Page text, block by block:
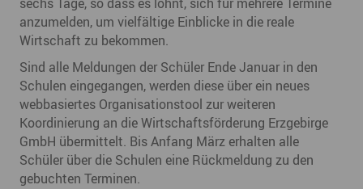
anzumelden, um vielfältige Einblicke in die reale
Wirtschaft zu bekommen.
Sind alle Meldungen der Schüler Ende Januar in den
Schulen eingegangen, werden diese über ein neues
webbasiertes Organisationstool zur weiteren
Koordinierung an die Wirtschaftsförderung Erzgebirge
GmbH übermittelt. Bis Anfang März erhalten alle
Schüler über die Schulen eine Rückmeldung zu den
gebuchten Terminen.